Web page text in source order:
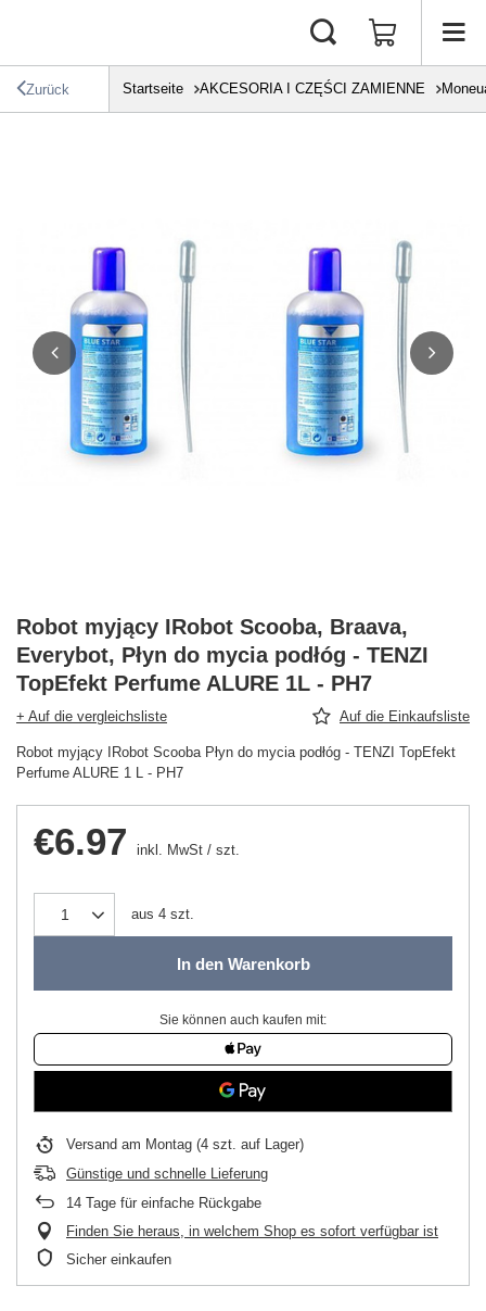
Zurück Startseite AKCESORIA I CZĘŚCI ZAMIENNE
Robot myjący IRobot Scooba, Braava,
Everybot, Płyn do mycia podłóg - TENZI
TopEfekt Perfume ALURE 1L - PH7
+ Auf die vergleichsliste Auf die Einkaufsliste
Robot myjący IRobot Scooba Płyn do mycia podłóg - TENZI TopEfekt
Perfume ALURE 1 L - PH7
€6.97 inkl. MwSt / szt.
aus 4 szt.
In den Warenkorb
Sie können auch kaufen mit:
Versand am Montag (4 szt. auf Lager)
Günstige und schnelle Lieferung
14 Tage für einfache Rückgabe
Finden Sie heraus, in welchem Shop es sofort verfügbar ist
Sicher einkaufen